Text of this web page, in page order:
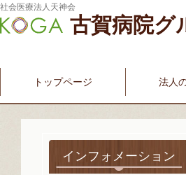
社会医療法人天神会
古賀病院グ
トップページ 法人
新古賀みなみ病院 新古賀ク
インフォメーション